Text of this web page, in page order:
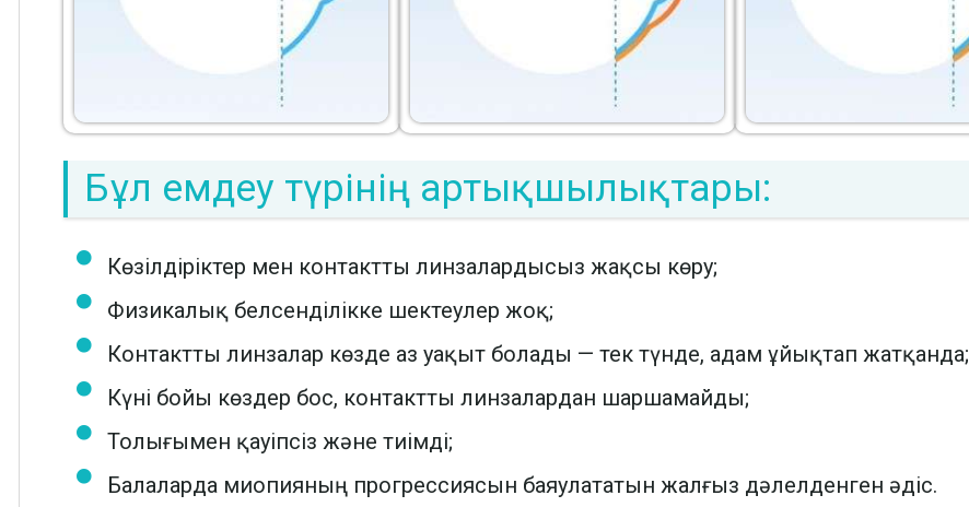
Бұл емдеу түрінің артықшылықтары:
Көзілдіріктер мен контактты линзалардысыз жақсы көру;
Физикалық белсенділікке шектеулер жоқ;
Контактты линзалар көзде аз уақыт болады — тек түнде, адам ұйықтап жатқанда;
Күні бойы көздер бос, контактты линзалардан шаршамайды;
Толығымен қауіпсіз және тиімді;
Балаларда миопияның прогрессиясын баяулататын жалғыз дәлелденген әдіс.